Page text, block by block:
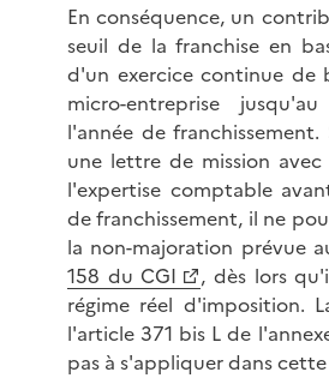
En conséquence, un
seuil de la franchise en
d'un exercice continue de
micro-entreprise
l'année de
une lettre de mission
l'expertise comptable
de franchissement, il ne
la non-majoration prévue
158 du CGI
, dès lors
régime réel d'imposition.
l'article 371 bis L de
pas à s'appliquer dans